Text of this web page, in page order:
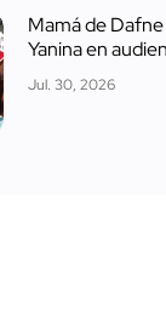
Mamá de
Yanina en
Jul. 30, 2026